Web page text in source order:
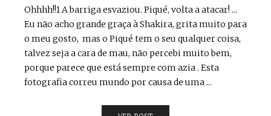
Ohhhh!!1 A barriga esvaziou. Piqué, volta a atacar! ...
Eu não acho grande graça à Shakira, grita muito para
o meu gosto, mas o Piqué tem o seu qualquer coisa,
talvez seja a cara de mau, não percebi muito bem,
porque parece que está sempre com azia . Esta
fotografia correu mundo por causa de uma ...